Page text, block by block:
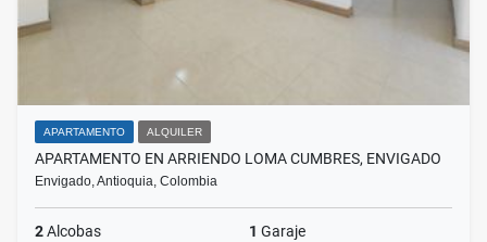
APARTAMENTO ALQUILER
APARTAMENTO EN ARRIENDO LOMA CUMBRES, ENVIGADO
Envigado, Antioquia, Colombia
2Alcobas 1 Garaje